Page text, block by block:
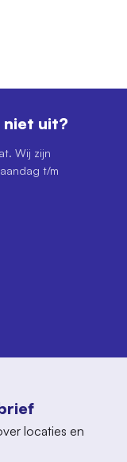
locaties en
niet uit?
Wij zijn
t/m